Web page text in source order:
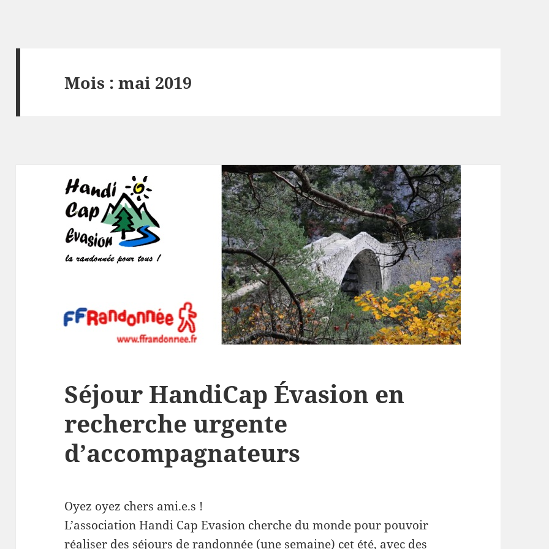
Mois :mai 2019
Séjour HandiCap Évasion en
recherche urgente
d’accompagnateurs
Oyez oyez chers ami.e.s !
L’association Handi Cap Evasion cherche du monde pour pouvoir
réaliser des séjours de randonnée (une semaine) cet été, avec des